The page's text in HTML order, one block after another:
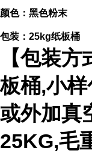
颜色：黑色粉末
包装：25kg纸板桶
【包装
板桶,小
或外加真
25KG,毛